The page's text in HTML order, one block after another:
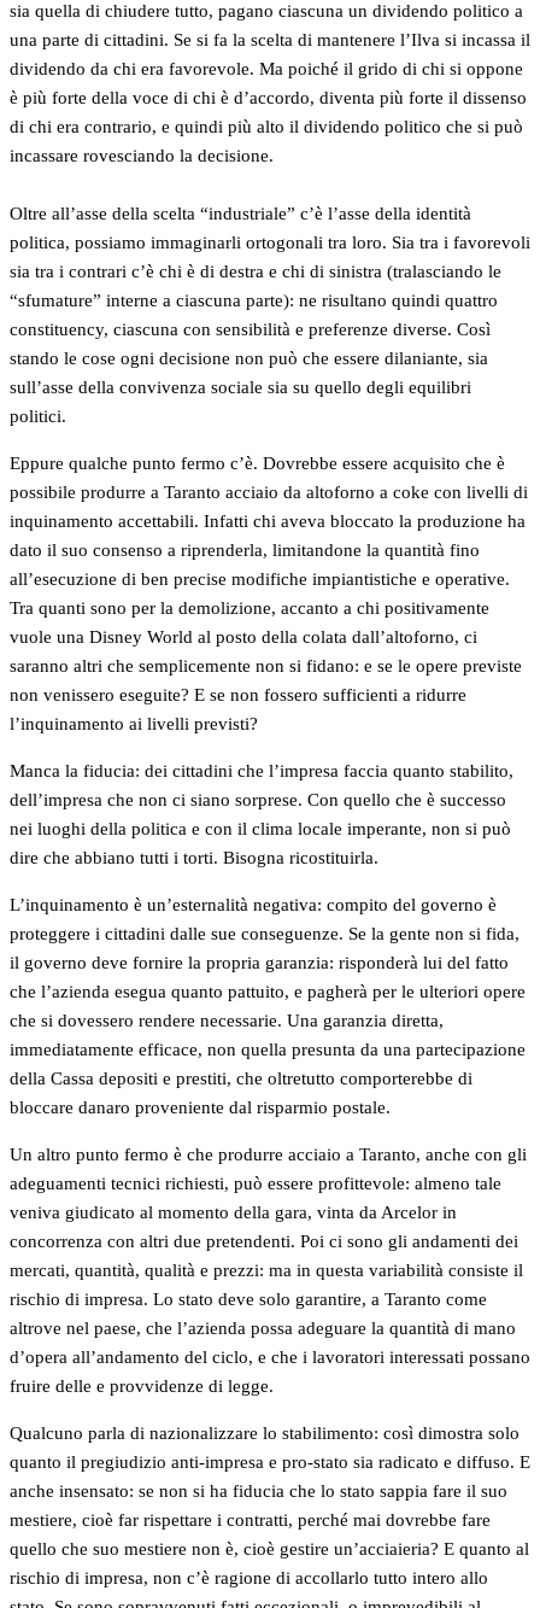
sia quella di chiudere tutto, pagano ciascuna un dividendo politico a
una parte di cittadini. Se si fa la scelta di mantenere l’Ilva si incassa il
dividendo da chi era favorevole. Ma poiché il grido di chi si oppone
è più forte della voce di chi è d’accordo, diventa più forte il dissenso
di chi era contrario, e quindi più alto il dividendo politico che si può
incassare rovesciando la decisione.
Oltre all’asse della scelta “industriale” c’è l’asse della identità
politica, possiamo immaginarli ortogonali tra loro. Sia tra i favorevoli
sia tra i contrari c’è chi è di destra e chi di sinistra (tralasciando le
“sfumature” interne a ciascuna parte): ne risultano quindi quattro
constituency, ciascuna con sensibilità e preferenze diverse. Così
stando le cose ogni decisione non può che essere dilaniante, sia
sull’asse della convivenza sociale sia su quello degli equilibri
politici.
Eppure qualche punto fermo c’è. Dovrebbe essere acquisito che è
possibile produrre a Taranto acciaio da altoforno a coke con livelli di
inquinamento accettabili. Infatti chi aveva bloccato la produzione ha
dato il suo consenso a riprenderla, limitandone la quantità fino
all’esecuzione di ben precise modifiche impiantistiche e operative.
Tra quanti sono per la demolizione, accanto a chi positivamente
vuole una Disney World al posto della colata dall’altoforno, ci
saranno altri che semplicemente non si fidano: e se le opere previste
non venissero eseguite? E se non fossero sufficienti a ridurre
l’inquinamento ai livelli previsti?
Manca la fiducia: dei cittadini che l’impresa faccia quanto stabilito,
dell’impresa che non ci siano sorprese. Con quello che è successo
nei luoghi della politica e con il clima locale imperante, non si può
dire che abbiano tutti i torti. Bisogna ricostituirla.
L’inquinamento è un’esternalità negativa: compito del governo è
proteggere i cittadini dalle sue conseguenze. Se la gente non si fida,
il governo deve fornire la propria garanzia: risponderà lui del fatto
che l’azienda esegua quanto pattuito, e pagherà per le ulteriori opere
che si dovessero rendere necessarie. Una garanzia diretta,
immediatamente efficace, non quella presunta da una partecipazione
della Cassa depositi e prestiti, che oltretutto comporterebbe di
bloccare danaro proveniente dal risparmio postale.
Un altro punto fermo è che produrre acciaio a Taranto, anche con gli
adeguamenti tecnici richiesti, può essere profittevole: almeno tale
veniva giudicato al momento della gara, vinta da Arcelor in
concorrenza con altri due pretendenti. Poi ci sono gli andamenti dei
mercati, quantità, qualità e prezzi: ma in questa variabilità consiste il
rischio di impresa. Lo stato deve solo garantire, a Taranto come
altrove nel paese, che l’azienda possa adeguare la quantità di mano
d’opera all’andamento del ciclo, e che i lavoratori interessati possano
fruire delle e provvidenze di legge.
Qualcuno parla di nazionalizzare lo stabilimento: così dimostra solo
quanto il pregiudizio anti-impresa e pro-stato sia radicato e diffuso. E
anche insensato: se non si ha fiducia che lo stato sappia fare il suo
mestiere, cioè far rispettare i contratti, perché mai dovrebbe fare
quello che suo mestiere non è, cioè gestire un’acciaieria? E quanto al
rischio di impresa, non c’è ragione di accollarlo tutto intero allo